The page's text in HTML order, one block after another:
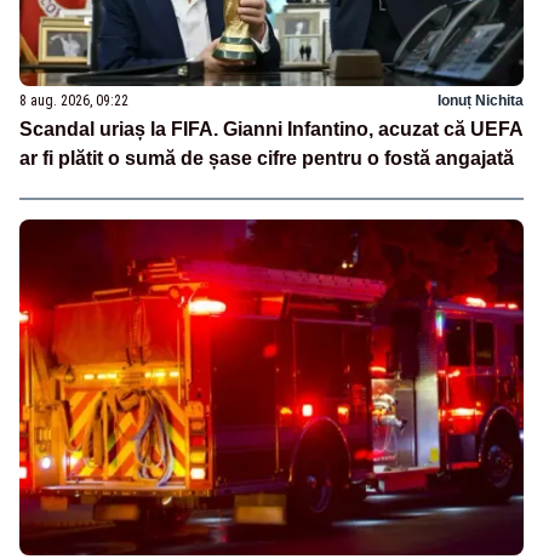
8 aug. 2026, 09:22 Ionuț Nichita
Scandal uriaș la FIFA. Gianni Infantino, acuzat că UEFA
ar fi plătit o sumă de șase cifre pentru o fostă angajată